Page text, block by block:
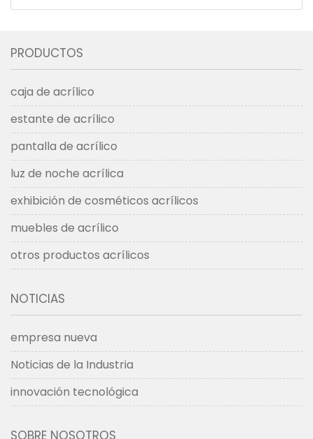
PRODUCTOS
caja de acrílico
estante de acrílico
pantalla de acrílico
luz de noche acrílica
exhibición de cosméticos acrílicos
muebles de acrílico
otros productos acrílicos
NOTICIAS
empresa nueva
Noticias de la Industria
innovación tecnológica
SOBRE NOSOTROS